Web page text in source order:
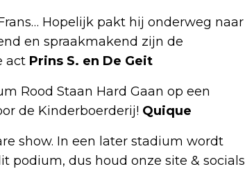
Hopelijk pakt hij onderweg naar
en spraakmakend zijn de
act Prins S. en De Geit
Rood Staan Hard Gaan op een
de Kinderboerderij! Quique
show. In een later stadium wordt
podium, dus houd onze site & socials